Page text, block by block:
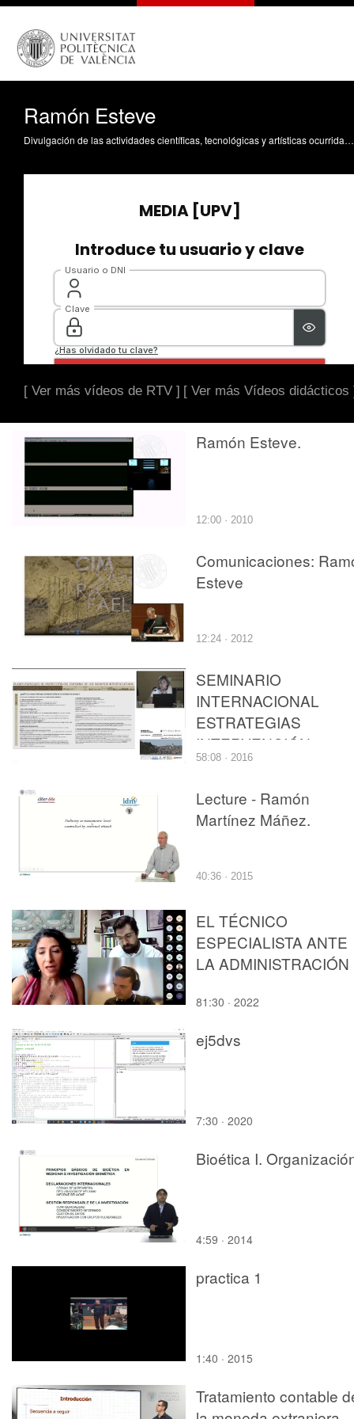
Ramón Esteve
Divulgación de las actividades científicas, tecnológicas y artísticas ocurridas en los tres campus de la UPV
[ Ver más vídeos de RTV ] [ Ver más Vídeos didácticos
Ramón Esteve.
12:00 · 2010
Comunicaciones:
Esteve
12:24 · 2012
SEMINARIO
INTERNACIONAL
ESTRATEGIAS
INTERVENCIÓN
CONSERVACIÓN EN
HISTORICOS.INÉS
ESTEVE, NURIA
58:08 · 2016
Lecture - Ramón
Martínez Máñez.
40:36 · 2015
EL TÉCNICO
ESPECIALISTA ANTE
LA ADMINISTRACIÓN
81:30 · 2022
ej5dvs
7:30 · 2020
Bioética I.
4:59 · 2014
practica 1
1:40 · 2015
Tratamiento contable